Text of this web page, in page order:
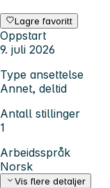
Lagre favoritt
Oppstart
9. juli 2026
Type ansettelse
Annet, deltid
Antall stillinger
1
Arbeidsspråk
Norsk
Vis flere detaljer